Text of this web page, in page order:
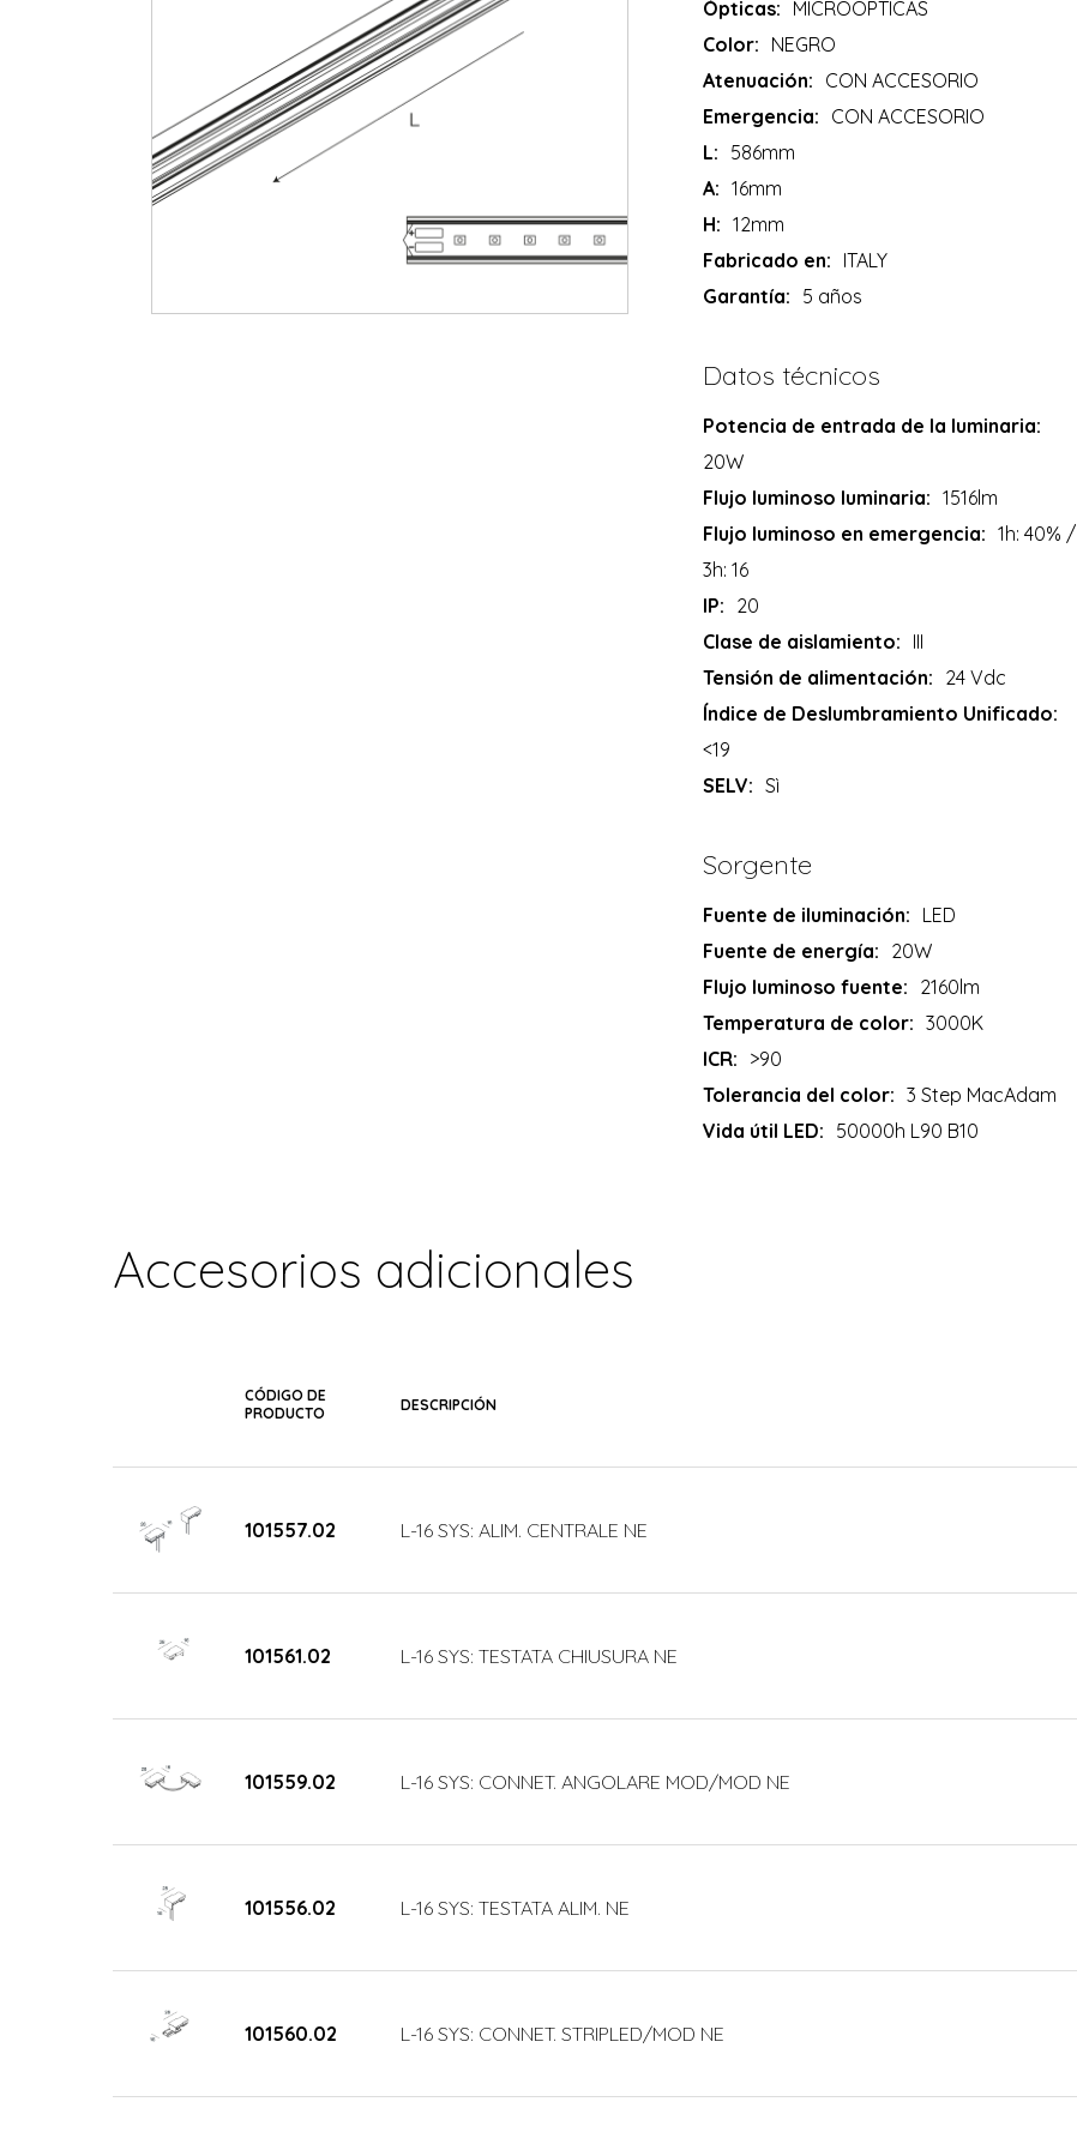
Ópticas: MICROÓPTICAS
Color: NEGRO
Atenuación: CON ACCESORIO
Emergencia: CON ACCESORIO
L: 586mm
A: 16mm
H: 12mm
Fabricado en: ITALY
Garantía: 5 años
Datos técnicos
Potencia de entrada de la luminaria:
20W
Flujo luminoso luminaria: 1516lm
Flujo luminoso en emergencia: 1h: 40% /
3h: 16
IP: 20
Clase de aislamiento: III
Tensión de alimentación: 24 Vdc
Índice de Deslumbramiento Unificado:
<19
SELV: Sì
Sorgente
Fuente de iluminación: LED
Fuente de energía: 20W
Flujo luminoso fuente: 2160lm
Temperatura de color: 3000K
ICR: >90
Tolerancia del color: 3 Step MacAdam
Vida útil LED: 50000h L90 B10
Accesorios adicionales
CÓDIGO DE
PRODUCTO
DESCRIPCIÓN
101557.02 L-16 SYS: ALIM. CENTRALE NE
101561.02 L-16 SYS: TESTATA CHIUSURA NE
101559.02 L-16 SYS: CONNET. ANGOLARE MOD/MOD NE
101556.02 L-16 SYS: TESTATA ALIM. NE
101560.02 L-16 SYS: CONNET. STRIPLED/MOD NE